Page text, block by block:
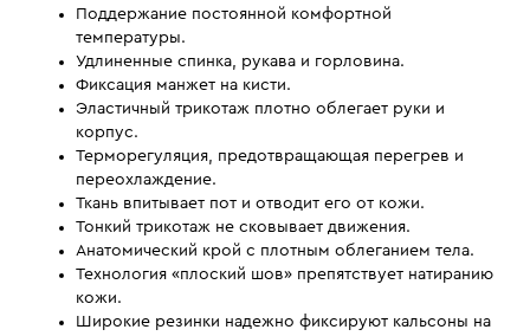
Поддержание постоянной комфортной
температуры.
Удлиненные спинка, рукава и горловина.
Фиксация манжет на кисти.
Эластичный трикотаж плотно облегает руки и
корпус.
Терморегуляция, предотвращающая перегрев и
переохлаждение.
Ткань впитывает пот и отводит его от кожи.
Тонкий трикотаж не сковывает движения.
Анатомический крой с плотным облеганием тела.
Технология «плоский шов» препятствует натиранию
кожи.
Широкие резинки надежно фиксируют кальсоны на